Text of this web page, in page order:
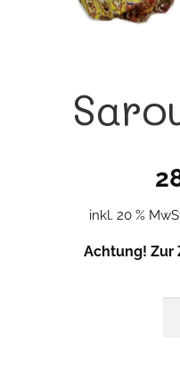
inkl. 20 %
Achtung! Zur